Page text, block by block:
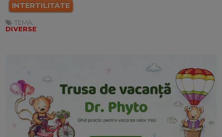
INTERTILITATE
TEMA:
DIVERSE